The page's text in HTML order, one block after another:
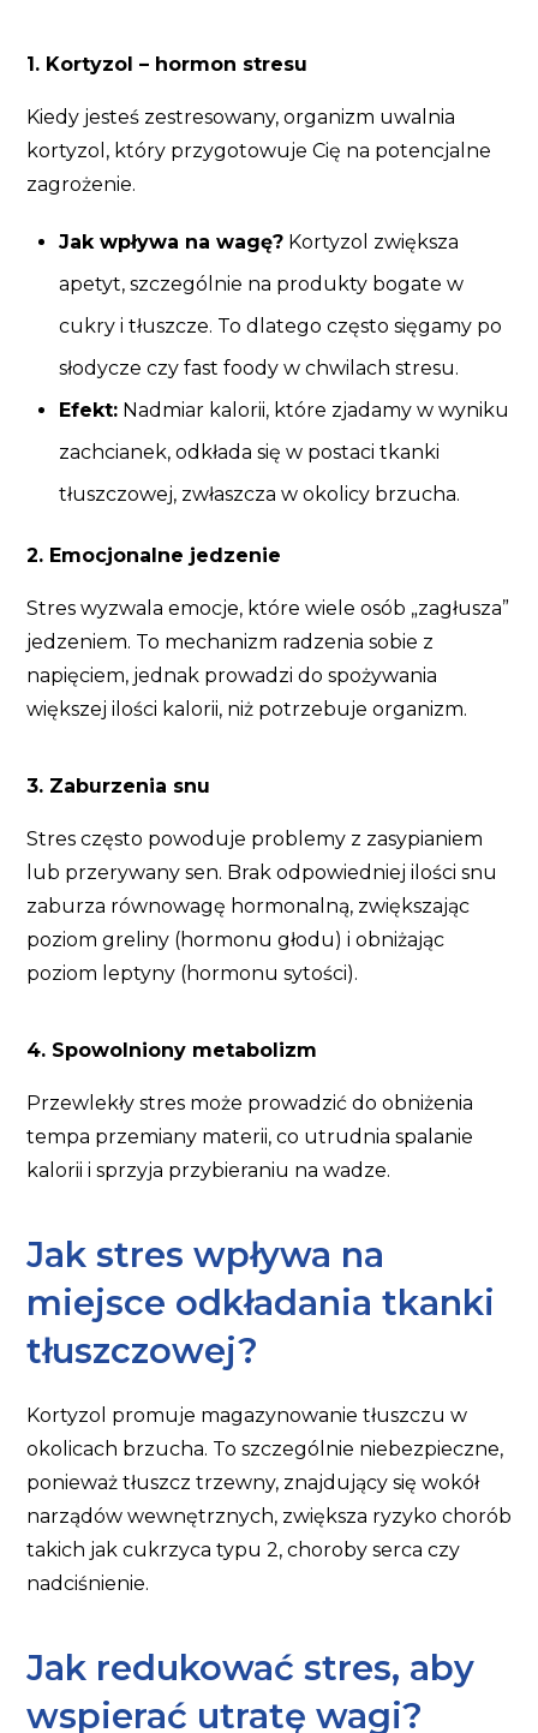
1. Kortyzol – hormon stresu
Kiedy jesteś zestresowany, organizm uwalnia
kortyzol, który przygotowuje Cię na potencjalne
zagrożenie.
Jak wpływa na wagę? Kortyzol zwiększa
apetyt, szczególnie na produkty bogate w
cukry i tłuszcze. To dlatego często sięgamy po
słodycze czy fast foody w chwilach stresu.
Efekt: Nadmiar kalorii, które zjadamy w wyniku
zachcianek, odkłada się w postaci tkanki
tłuszczowej, zwłaszcza w okolicy brzucha.
2. Emocjonalne jedzenie
Stres wyzwala emocje, które wiele osób „zagłusza”
jedzeniem. To mechanizm radzenia sobie z
napięciem, jednak prowadzi do spożywania
większej ilości kalorii, niż potrzebuje organizm.
3. Zaburzenia snu
Stres często powoduje problemy z zasypianiem
lub przerywany sen. Brak odpowiedniej ilości snu
zaburza równowagę hormonalną, zwiększając
poziom greliny (hormonu głodu) i obniżając
poziom leptyny (hormonu sytości).
4. Spowolniony metabolizm
Przewlekły stres może prowadzić do obniżenia
tempa przemiany materii, co utrudnia spalanie
kalorii i sprzyja przybieraniu na wadze.
Jak stres wpływa na
miejsce odkładania tkanki
tłuszczowej?
Kortyzol promuje magazynowanie tłuszczu w
okolicach brzucha. To szczególnie niebezpieczne,
ponieważ tłuszcz trzewny, znajdujący się wokół
narządów wewnętrznych, zwiększa ryzyko chorób
takich jak cukrzyca typu 2, choroby serca czy
nadciśnienie.
Jak redukować stres, aby
wspierać utratę wagi?